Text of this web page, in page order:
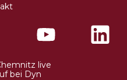
Instagram
live
bei Dyn